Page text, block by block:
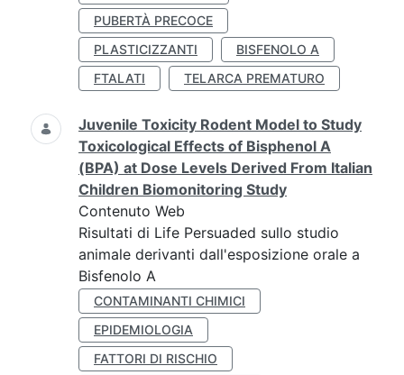
PUBERTÀ PRECOCE
PLASTICIZZANTI
BISFENOLO A
FTALATI
TELARCA PREMATURO
Juvenile Toxicity Rodent Model to Study
Toxicological Effects of Bisphenol A
(BPA) at Dose Levels Derived From Italian
Children Biomonitoring Study
Contenuto Web
Risultati di Life Persuaded sullo studio
animale derivanti dall'esposizione orale a
Bisfenolo A
CONTAMINANTI CHIMICI
EPIDEMIOLOGIA
FATTORI DI RISCHIO